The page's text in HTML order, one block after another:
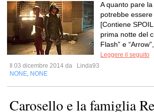
A quanto pare
potrebbe
[Contiene
prima notte del
Flash” e
Leggere il seguito
Il 03 dicembre 2014 da
Linda93
NONE NONE
Carosello e la famiglia